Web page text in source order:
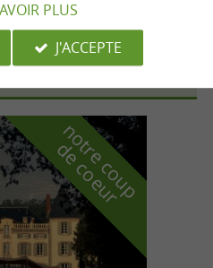
Délices
n
o
t
r
e
c
o
u
p
d
e
c
o
e
u
r
PLUS
J'ACCEPTE